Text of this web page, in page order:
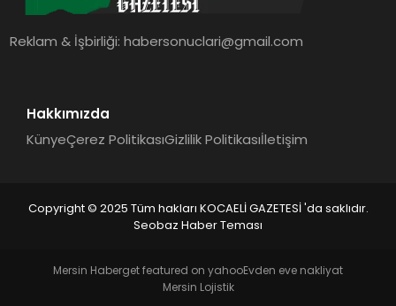
DÜNYA
Reklam & İşbirliği:habersonuclari@gmail.com
Hakkımızda
KünyeÇerez PolitikasıGizlilik Politikasıİletişim
Copyright © 2025 Tüm hakları KOCAELİ GAZETESİ 'da saklıdır.
Seobaz Haber Teması
Mersin Haberget featured on yahooEvden eve nakliyat
Mersin Lojistik